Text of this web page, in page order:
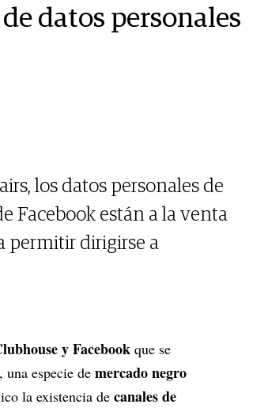
datos personales
los datos personales de
Facebook están a la venta
permitir dirigirse a
y Facebook que se
especie de mercado negro
la existencia de canales de